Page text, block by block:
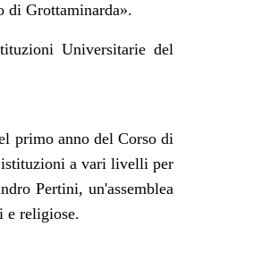
di Grottaminarda».
Universitarie del
primo anno del Corso di
istituzioni a vari livelli per
Pertini, un'assemblea
e religiose.